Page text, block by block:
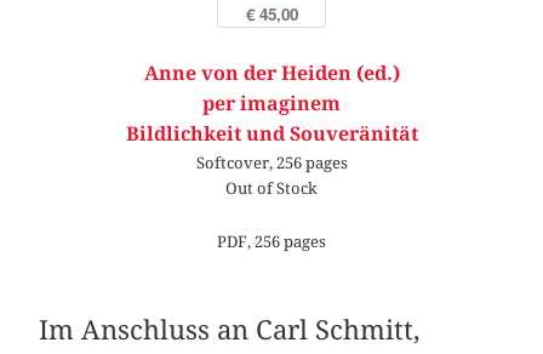
€ 45,00
Anne von der Heiden (ed.)
per imaginem
Bildlichkeit und Souveränität
Softcover, 256 pages
Out of Stock
PDF, 256 pages
Im Anschluss an Carl Schmitt,